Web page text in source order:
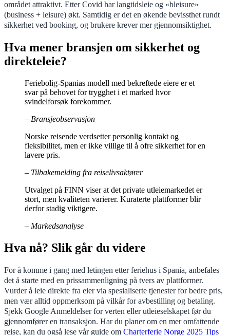
området attraktivt. Etter Covid har langtidsleie og «bleisure»
(business + leisure) økt. Samtidig er det en økende bevissthet rundt
sikkerhet ved booking, og brukere krever mer gjennomsiktighet.
Hva mener bransjen om sikkerhet og
direkteleie?
Feriebolig-Spanias modell med bekreftede eiere er et
svar på behovet for trygghet i et marked hvor
svindelforsøk forekommer.
– Bransjeobservasjon
Norske reisende verdsetter personlig kontakt og
fleksibilitet, men er ikke villige til å ofre sikkerhet for en
lavere pris.
– Tilbakemelding fra reiselivsaktører
Utvalget på FINN viser at det private utleiemarkedet er
stort, men kvaliteten varierer. Kuraterte plattformer blir
derfor stadig viktigere.
– Markedsanalyse
Hva nå? Slik går du videre
For å komme i gang med letingen etter feriehus i Spania, anbefales
det å starte med en prissammenligning på tvers av plattformer.
Vurder å leie direkte fra eier via spesialiserte tjenester for bedre pris,
men vær alltid oppmerksom på vilkår for avbestilling og betaling.
Sjekk Google Anmeldelser for verten eller utleieselskapet før du
gjennomfører en transaksjon. Har du planer om en mer omfattende
reise, kan du også lese vår guide om Charterferie Norge 2025 Tips